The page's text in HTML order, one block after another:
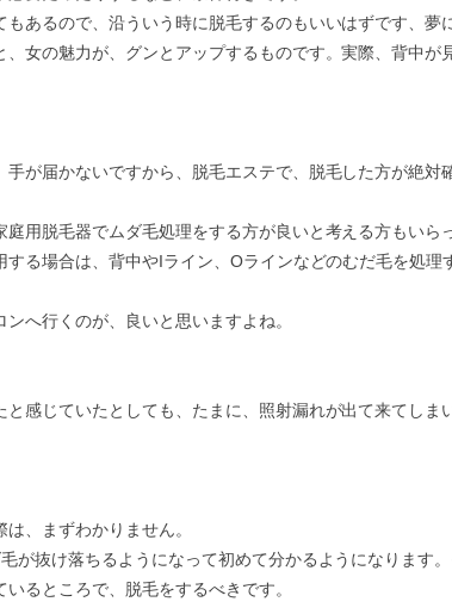
あるので、沿ういう時に脱毛するのもいいはずです、夢
女の魅力が、グンとアップするものです。実際、背中が
が届かないですから、脱毛エステで、脱毛した方が絶対
用脱毛器でムダ毛処理をする方が良いと考える方もいら
る場合は、背中やIライン、Oラインなどのむだ毛を処理
へ行くのが、良いと思いますよね。
感じていたとしても、たまに、照射漏れが出て来てしま
、まずわかりません。
が抜け落ちるようになって初めて分かるようになります
るところで、脱毛をするべきです。